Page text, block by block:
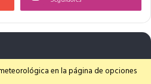
en la página de opciones